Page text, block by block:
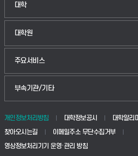
대학
인문융합공공인재학부
법경영학부
생명공학부
대학원
일반대학원
산업대학원
공공정책대학원
교육대학원
주요서비스
입학안내
웹메일
학사시스템(전문학사 및 전공심화)
부속기관/기타
중앙도서관
학생생활관(안성)
개인정보처리방침 대학정보공시 대학알리미
찾아오시는길
이메일주소 무단수집거부
영상정보처리기기 운영·관리 방침